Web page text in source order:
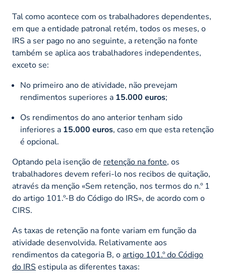
Tal como acontece com os trabalhadores dependentes,
em que a entidade patronal retém, todos os meses, o
IRS a ser pago no ano seguinte, a retenção na fonte
também se aplica aos trabalhadores independentes,
exceto se:
No primeiro ano de atividade, não prevejam
rendimentos superiores a 15.000 euros;
Os rendimentos do ano anterior tenham sido
inferiores a 15.000 euros, caso em que esta retenção
é opcional.
Optando pela isenção de retenção na fonte, os
trabalhadores devem referi-lo nos recibos de quitação,
através da menção «Sem retenção, nos termos do n.º 1
do artigo 101.º-B do Código do IRS», de acordo com o
CIRS.
As taxas de retenção na fonte variam em função da
atividade desenvolvida. Relativamente aos
rendimentos da categoria B, o artigo 101.º do Código
do IRSestipula as diferentes taxas: